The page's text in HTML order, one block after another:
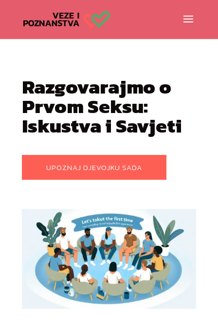
Razgovarajmo o
Prvom Seksu:
Iskustva i Savjeti
UPOZNAJ DJEVOJKU SADA